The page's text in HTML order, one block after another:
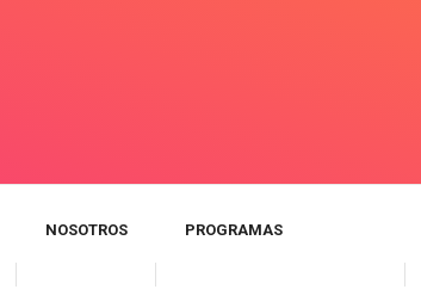
NOSOTROS PROGRAMAS